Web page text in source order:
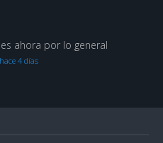
ahora por lo general
4 días